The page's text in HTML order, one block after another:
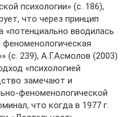
психологии» (с. 186),
что через принцип
вводилась
(с. 239), А.Г.Асмолов (2003)
«психологией
замечают и
феноменологической
что когда в 1977 г.